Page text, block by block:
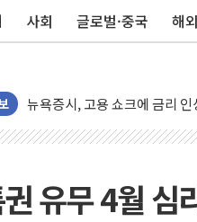
사회 글로벌·중국 해
민주, 오늘 제주·인천 경선 결
한상협, 업계 개인정보 보안
트럼프, 쿡 연준 이사 해임 재
유럽증시, 美 고용 예상 밖 부
[종합] 이슬람 수니파 3국, '공
트럼프, 백신·자폐증 행정명
유무 4월 심